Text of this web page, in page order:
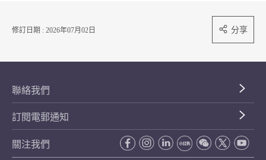
修訂日期 : 2026年07月02日 分享
聯絡我們
訂閱電郵通知
關注我們